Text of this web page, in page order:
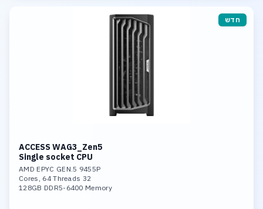
חדש
ACCESS WAG3_Zen5
Single socket CPU
AMD EPYC GEN.5 9455P
32 Cores, 64 Threads
128GB DDR5-6400 Memory